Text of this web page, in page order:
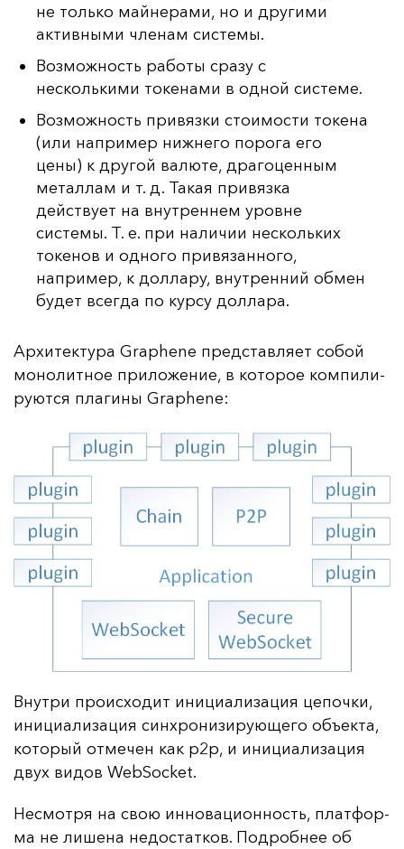
не только майнерами, но и другими
активными членам системы.
Возможность работы сразу с
несколькими токенами в одной системе.
Возможность привязки стоимости токена
(или например нижнего порога его
цены) к другой валюте, драгоценным
металлам и т. д. Такая привязка
действует на внутреннем уровне
системы. Т. е. при наличии нескольких
токенов и одного привязанного,
например, к доллару, внутренний обмен
будет всегда по курсу доллара.
Ар­хи­тек­ту­ра Graphene пред­став­ля­ет со­бой
мо­но­лит­ное при­ло­же­ние, в ко­то­рое ком­пи­ли­
ру­ют­ся пла­ги­ны Graphene:
Внут­ри про­ис­хо­дит ини­ци­али­за­ция це­поч­ки,
ини­ци­али­за­ция син­хро­ни­зи­ру­юще­го объ­ек­та,
ко­то­рый от­ме­чен как p2p, и ини­ци­али­за­ция
двух ви­дов WebSocket.
Нес­мот­ря на свою ин­но­ва­ци­он­ность, плат­фор­
ма не ли­ше­на не­дос­тат­ков. Под­роб­нее об